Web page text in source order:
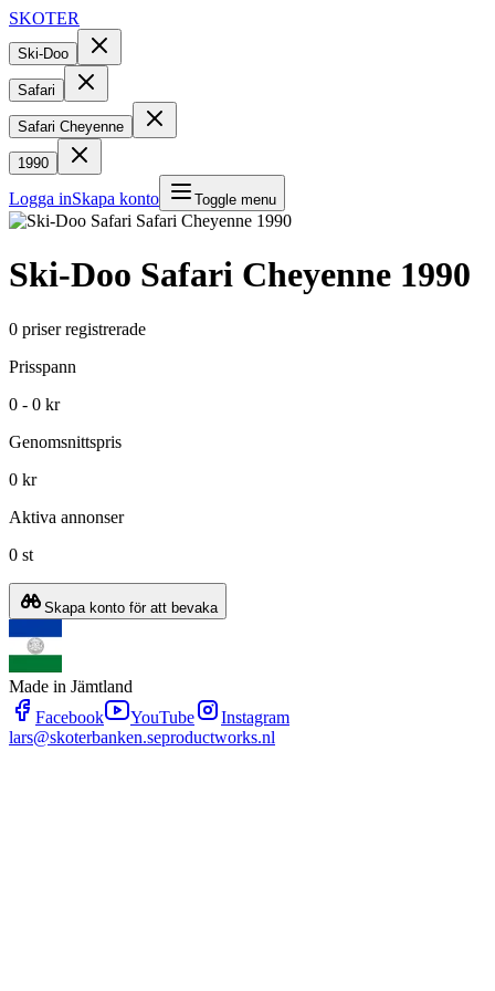
SKOTER
Ski-Doo
Safari
Safari Cheyenne
1990
Logga inSkapa konto Toggle menu
Ski-Doo Safari Cheyenne 1990
0 priser registrerade
Prisspann
0 - 0 kr
Genomsnittspris
0 kr
Aktiva annonser
0 st
Skapa konto för att bevaka
Made in Jämtland
Facebook
YouTube
Instagram
lars@skoterbanken.seproductworks.nl